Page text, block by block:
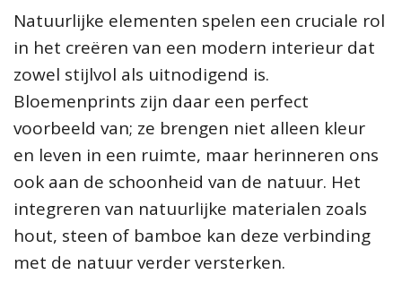
Natuurlijke elementen spelen een cruciale rol
in het creëren van een modern interieur dat
zowel stijlvol als uitnodigend is.
Bloemenprints zijn daar een perfect
voorbeeld van; ze brengen niet alleen kleur
en leven in een ruimte, maar herinneren ons
ook aan de schoonheid van de natuur. Het
integreren van natuurlijke materialen zoals
hout, steen of bamboe kan deze verbinding
met de natuur verder versterken.